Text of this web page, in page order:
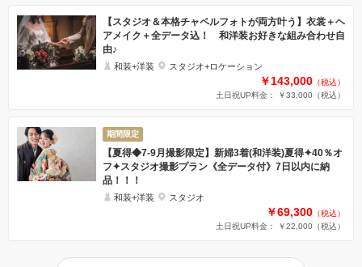
【スタジオ＆本格チャペルフォトが両方叶う】衣裳＋ヘ
アメイク＋全データ込！ 和洋装お好きな組み合わせ自
由♪
和装+洋装 スタジオ+ロケーション
￥143,000 （税込）
土日祝UP料金： ￥33,000 （税込）
期間限定
【夏得◆7-9月撮影限定】新婦3着(和洋装)夏得✦40％オ
フ✦スタジオ撮影プラン《全データ付》7日以内に納
品！！！
和装+洋装 スタジオ
￥69,300 （税込）
土日祝UP料金： ￥22,000 （税込）